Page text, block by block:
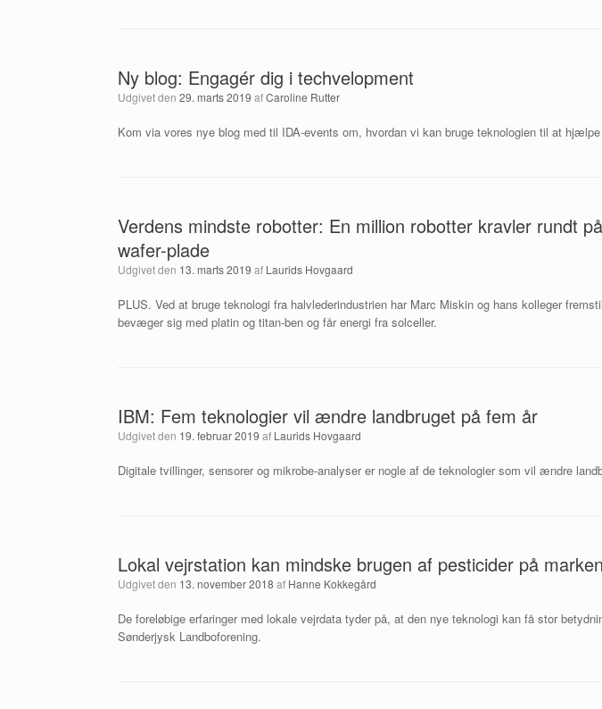
Ny blog: Engagér dig i techvelopment
Udgivet den 29. marts 2019 afCaroline Rutter
Kom via vores nye blog med til IDA-events om, hvordan vi kan bruge teknologien til at
Verdens mindste robotter: En million robotter kravler rundt
wafer-plade
Udgivet den 13. marts 2019 af Laurids Hovgaard
PLUS. Ved at bruge teknologi fra halvlederindustrien har Marc Miskin og hans kolleger
bevæger sig med platin og titan-ben og får energi fra solceller.
IBM: Fem teknologier vil ændre landbruget på fem år
Udgivet den 19. februar 2019 af Laurids Hovgaard
Digitale tvillinger, sensorer og mikrobe-analyser er nogle af de teknologier som vil ændre
Lokal vejrstation kan mindske brugen af pesticider på marken
Udgivet den 13. november 2018 af Hanne Kokkegård
De foreløbige erfaringer med lokale vejrdata tyder på, at den nye teknologi kan få stor
Sønderjysk Landboforening.